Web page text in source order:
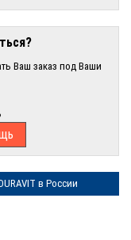
Ваш заказ под Ваши
в России